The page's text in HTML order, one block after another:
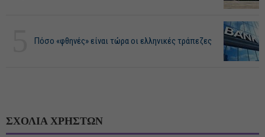
Πόσο «φθηνές» είναι τώρα οι ελληνικές τράπεζες
ΣΧΟΛΙΑ ΧΡΗΣΤΩΝ